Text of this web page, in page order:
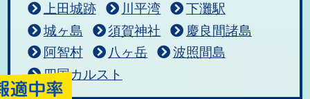
上田城跡
川平湾
下灘駅
城ヶ島
須賀神社
慶良間諸島
阿智村
八ヶ岳
波照間島
四国カルスト